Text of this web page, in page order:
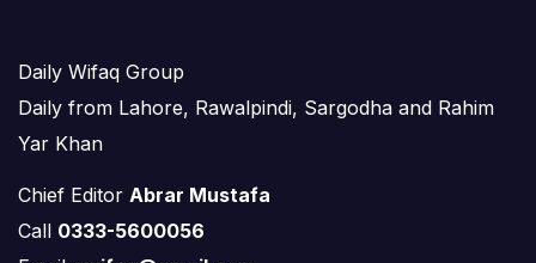
Daily Wifaq Group
Daily from Lahore, Rawalpindi, Sargodha and Rahim
Yar Khan
Chief Editor Abrar Mustafa
Call 0333-5600056